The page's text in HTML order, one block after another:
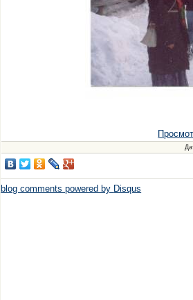
blog comments powered by Disqus